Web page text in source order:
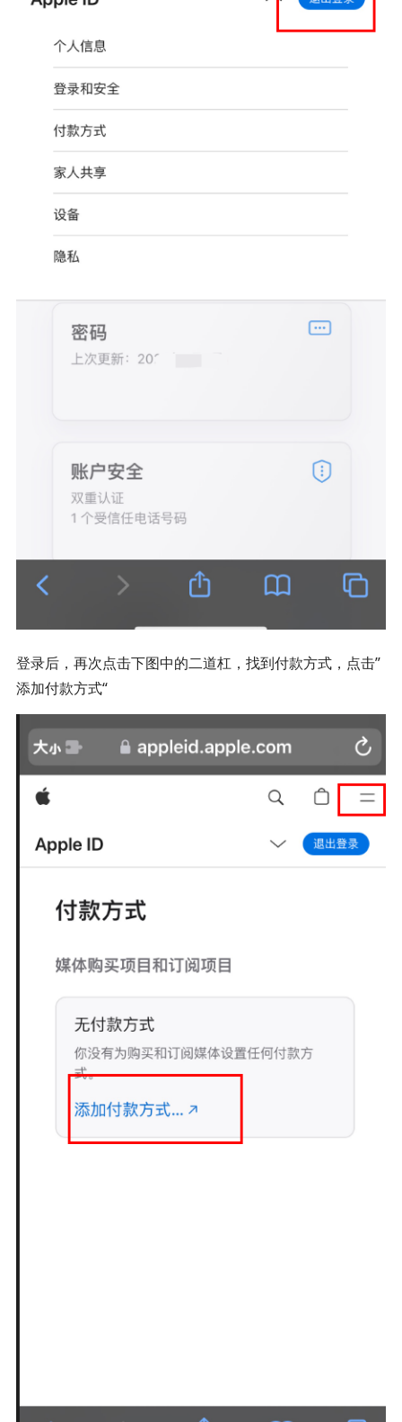
登录后，再次点击下图中的二道杠，找到付款方式，点击”
添加付款方式“